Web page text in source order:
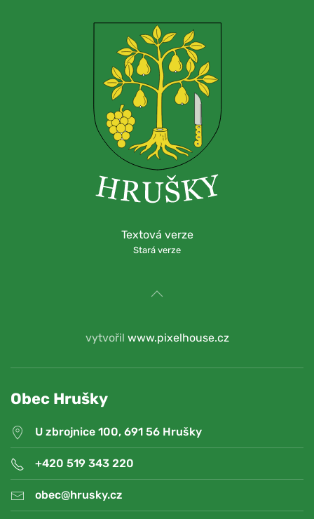
Textová verze
Stará verze
vytvořil www.pixelhouse.cz
Obec Hrušky
U zbrojnice 100, 691 56 Hrušky
+420 519 343 220
obec@hrusky.cz